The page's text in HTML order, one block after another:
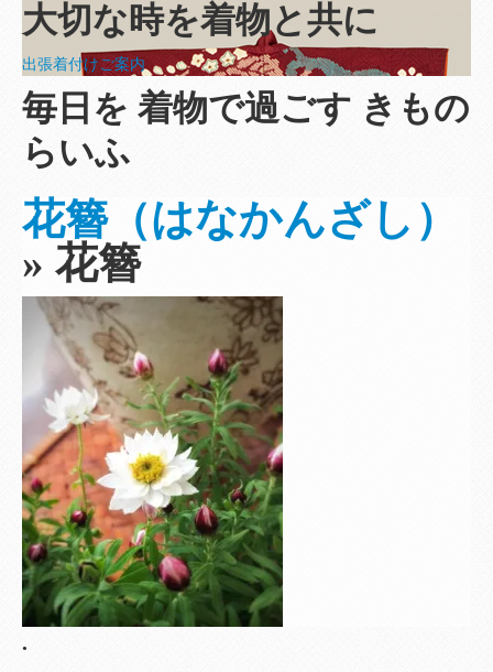
撮影
料金案内
ギャラリー
申込みはこちら
大切な時を着物と共に
出張着付けご案内
毎日を 着物で過ごす きもの
らいふ
花簪（はなかんざし）
» 花簪
•